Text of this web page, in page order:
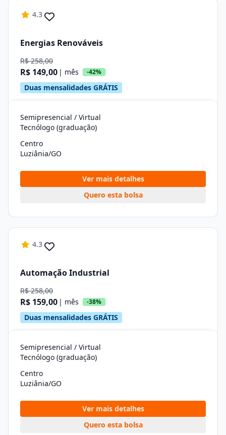
4.3
Energias Renováveis
R$ 258,00
R$ 149,00 | mês -42%
Duas mensalidades GRÁTIS
Semipresencial / Virtual
Tecnólogo (graduação)
Centro
Luziânia/GO
Ver mais detalhes
Quero esta bolsa
4.3
Automação Industrial
R$ 258,00
R$ 159,00 | mês -38%
Duas mensalidades GRÁTIS
Semipresencial / Virtual
Tecnólogo (graduação)
Centro
Luziânia/GO
Ver mais detalhes
Quero esta bolsa